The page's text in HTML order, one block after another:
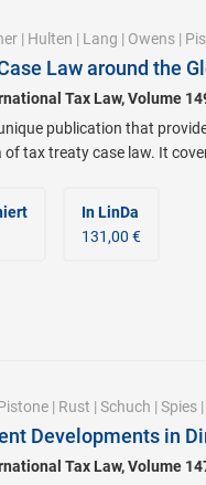
| Hulten | Lang | Owens|
Law around the
Tax Law, Volume
publication that
of tax treaty case law. It
In LinDa
131,00 €
| Rust | Schuch | Spies|
Developments in
Tax Law, Volume